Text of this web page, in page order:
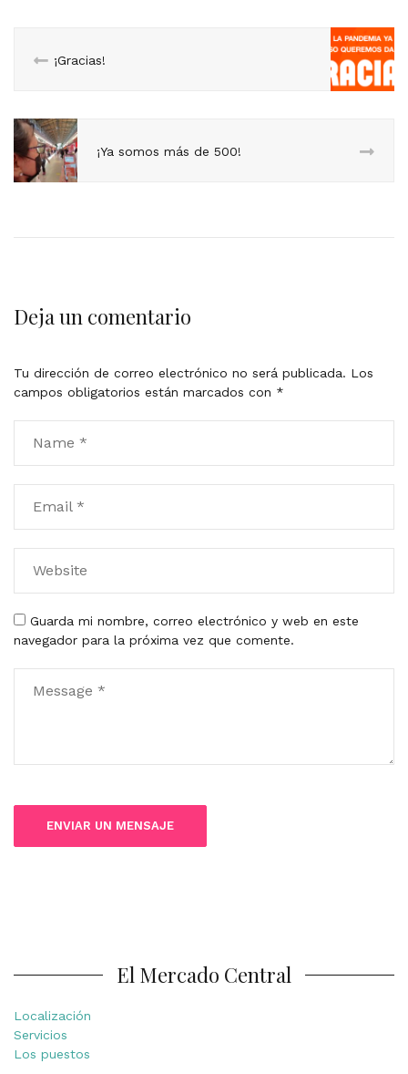
¡Gracias!
¡Ya somos más de 500!
Deja un comentario
Tu dirección de correo electrónico no será publicada. Los
campos obligatorios están marcados con *
Guarda mi nombre, correo electrónico y web en este
navegador para la próxima vez que comente.
El Mercado Central
Localización
Servicios
Los puestos